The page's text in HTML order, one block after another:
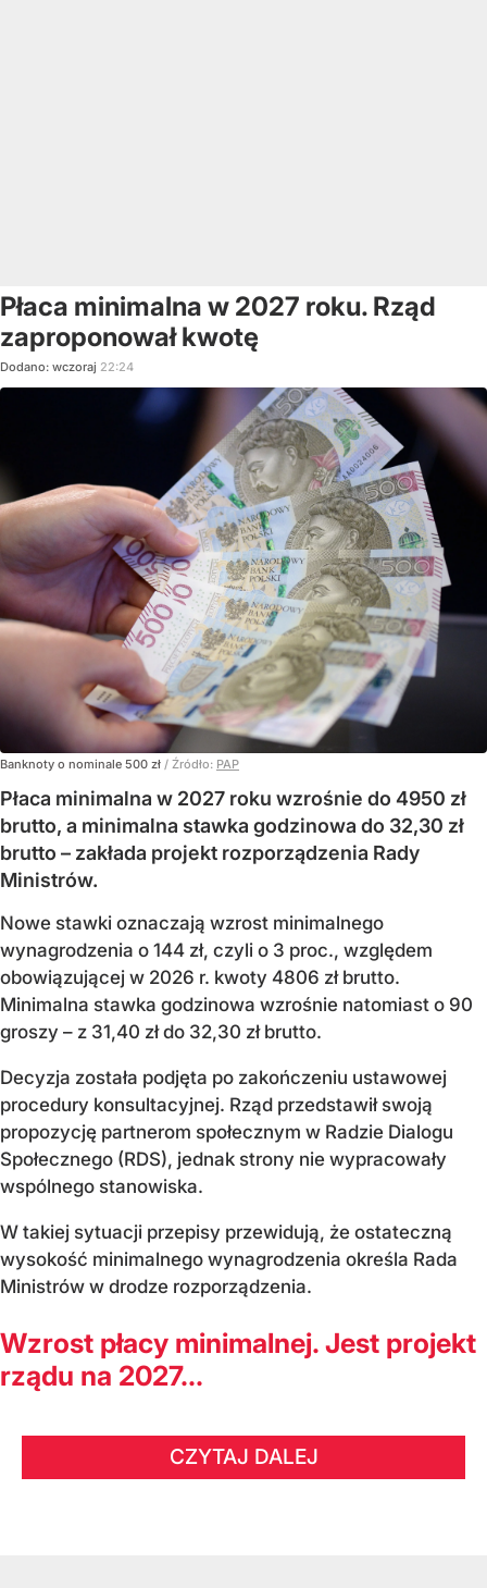
Płaca minimalna w 2027 roku. Rząd
zaproponował kwotę
Dodano: wczoraj 22:24
Banknoty o nominale 500 zł / Źródło: PAP
Płaca minimalna w 2027 roku wzrośnie do 4950 zł
brutto, a minimalna stawka godzinowa do 32,30 zł
brutto – zakłada projekt rozporządzenia Rady
Ministrów.
Nowe stawki oznaczają wzrost minimalnego
wynagrodzenia o 144 zł, czyli o 3 proc., względem
obowiązującej w 2026 r. kwoty 4806 zł brutto.
Minimalna stawka godzinowa wzrośnie natomiast o 90
groszy – z 31,40 zł do 32,30 zł brutto.
Decyzja została podjęta po zakończeniu ustawowej
procedury konsultacyjnej. Rząd przedstawił swoją
propozycję partnerom społecznym w Radzie Dialogu
Społecznego (RDS), jednak strony nie wypracowały
wspólnego stanowiska.
W takiej sytuacji przepisy przewidują, że ostateczną
wysokość minimalnego wynagrodzenia określa Rada
Ministrów w drodze rozporządzenia.
Wzrost płacy minimalnej. Jest projekt
rządu na 2027...
CZYTAJ DALEJ